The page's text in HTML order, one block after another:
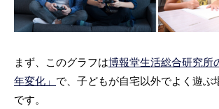
まず、このグラフは博報堂生活総合研究所
年変化」 で、子どもが自宅以外でよく遊ぶ
です。